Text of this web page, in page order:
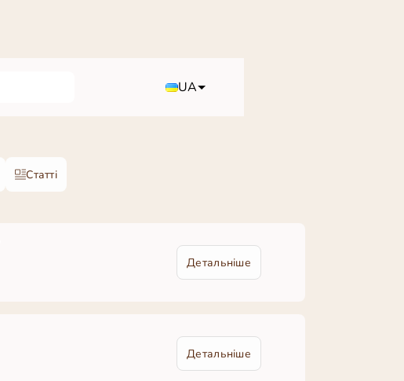
UA
Статті
Детальніше
Детальніше